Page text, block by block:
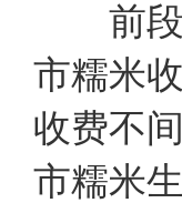
前段
市糯米
收费不
市糯米